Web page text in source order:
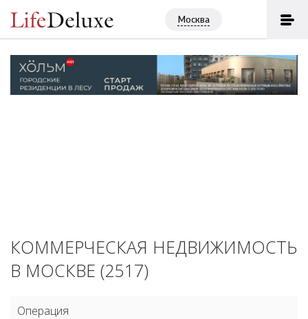
Москва
КОММЕРЧЕСКАЯ НЕДВИЖИМОСТЬ
В МОСКВЕ (2517)
Операция